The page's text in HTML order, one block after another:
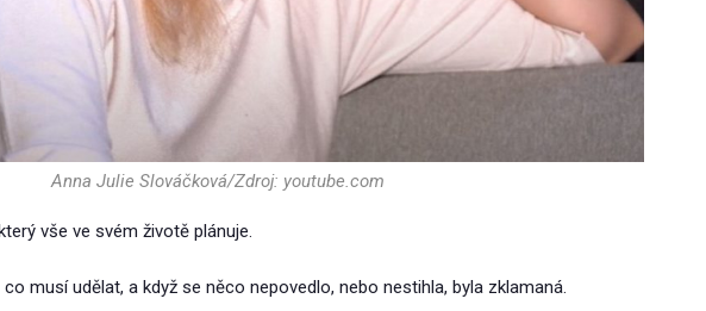
Anna Julie Slováčková/Zdroj: youtube.com
vše ve svém životě plánuje.
musí udělat, a když se něco nepovedlo, nebo nestihla, byla zklamaná.